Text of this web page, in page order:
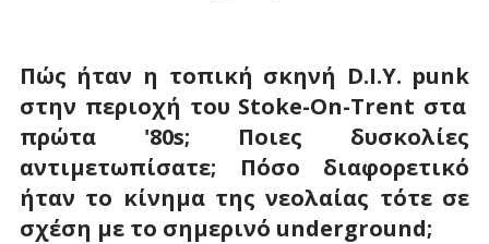
Πώς ήταν η τοπική σκηνή D.I.Y. punk
στην περιοχή του Stoke-On-Trent στα
πρώτα '80s; Ποιες δυσκολίες
αντιμετωπίσατε; Πόσο διαφορετικό
ήταν το κίνημα της νεολαίας τότε σε
σχέση με το σημερινό underground;